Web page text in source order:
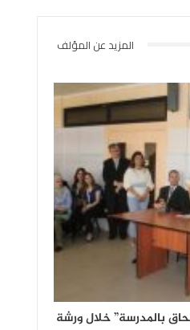
المزيد عن المؤلف
بالمدرسة” خلال ورشة